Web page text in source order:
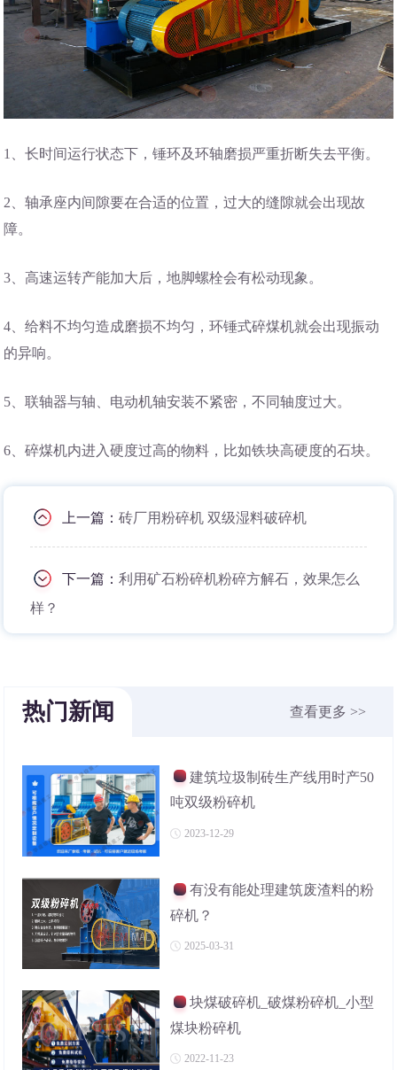
1、长时间运行状态下，锤环及环轴磨损严重折断失去平衡。
2、轴承座内间隙要在合适的位置，过大的缝隙就会出现故
障。
3、高速运转产能加大后，地脚螺栓会有松动现象。
4、给料不均匀造成磨损不均匀，环锤式碎煤机就会出现振动
的异响。
5、联轴器与轴、电动机轴安装不紧密，不同轴度过大。
6、碎煤机内进入硬度过高的物料，比如铁块高硬度的石块。
上一篇：砖厂用粉碎机 双级湿料破碎机
下一篇：利用矿石粉碎机粉碎方解石，效果怎么
样？
热门新闻 查看更多 >>
建筑垃圾制砖生产线用时产50
吨双级粉碎机
2023-12-29
有没有能处理建筑废渣料的粉
碎机？
2025-03-31
块煤破碎机_破煤粉碎机_小型
煤块粉碎机
2022-11-23